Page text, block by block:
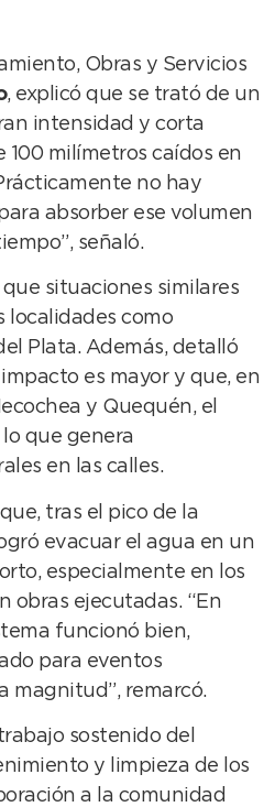
Obras y Servicios
, explicó que se trató de un
intensidad y corta
100 milímetros caídos en
no hay
absorber ese volumen
señaló.
situaciones similares
localidades como
Plata. Además, detalló
es mayor y que, en
y Quequén, el
que genera
en las calles.
tras el pico de la
evacuar el agua en un
especialmente en los
obras ejecutadas. “En
funcionó bien,
para eventos
magnitud”, remarcó.
sostenido del
y limpieza de los
a la comunidad